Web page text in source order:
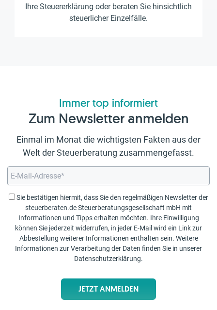
Ihre Steuererklärung oder beraten Sie hinsichtlich
steuerlicher Einzelfälle.
Immer top informiert
Zum Newsletter anmelden
Einmal im Monat die wichtigsten Fakten aus der
Welt der Steuerberatung zusammengefasst.
Sie bestätigen hiermit, dass Sie den regelmäßigen Newsletter der
steuerberaten.de Steuerberatungsgesellschaft mbH mit
Informationen und Tipps erhalten möchten. Ihre Einwilligung
können Sie jederzeit widerrufen, in jeder E-Mail wird ein Link zur
Abbestellung weiterer Informationen enthalten sein. Weitere
Informationen zur Verarbeitung der Daten finden Sie in unserer
Datenschutzerklärung.
JETZT ANMELDEN